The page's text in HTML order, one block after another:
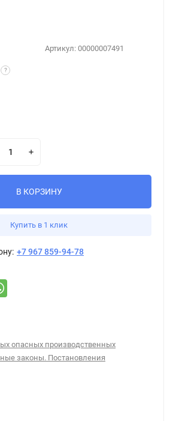
Артикул: 00000007491
?
В КОРЗИНУ
Купить в 1 клик
+7 967 859-94-78
опасных производственных
законы. Постановления